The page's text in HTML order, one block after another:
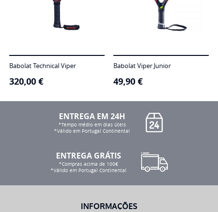
Babolat Technical Viper
320,00 €
Babolat Viper Junior
49,90 €
ENTREGA EM 24H
*Tempo médio em dias úteis
*Válido em Portugal Continental
ENTREGA GRÁTIS
*Compras acima de 100€
*Válido em Portugal Continental
INFORMAÇÕES